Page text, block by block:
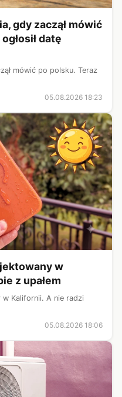
gdy zaczął mówić
datę
mówić po polsku. Teraz
05.08.2026 18:23
w
z upałem
w Kalifornii. A nie radzi
05.08.2026 18:06